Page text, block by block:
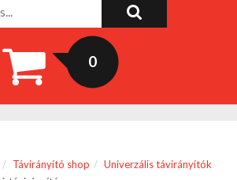
0
Távirányító shop
Univerzális távirányítók